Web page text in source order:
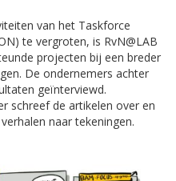
van het Taskforce
te vergroten, is RvN@LAB
projecten bij een breder
De ondernemers achter
geïnterviewd.
schreef de artikelen over en
naar tekeningen.